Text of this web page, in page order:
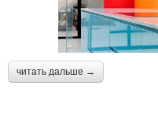
читать дальше →